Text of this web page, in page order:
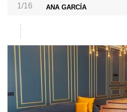
1/16 ANA GARCÍA